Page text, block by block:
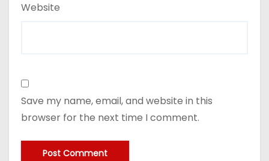
Website
Save my name, email, and website in this
browser for the next time I comment.